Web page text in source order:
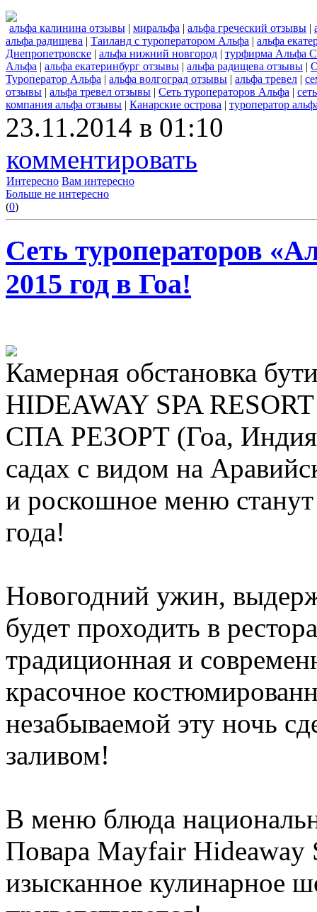
альфа калинина отзывы | миральфа | альфа греческий отзывы |
альфа радищева | Таиланд с туроператором Альфа | альфа
Днепропетровске | альфа нижний новгород | турфирма Альфа
Альфа | альфа екатеринбург отзывы | альфа радищева отзывы |
Туроператор Альфа | альфа волгоград отзывы | альфа тревел |
отзывы | альфа тревел отзывы | Сеть туроператоров Альфа |
компания альфа отзывы | Канарские острова | туроператор
23.11.2014 в 01:10
комментировать
Интересно Вам интересно
Больше не интересно
(0)
Сеть туроператоров
2015 год в Гоа!
Камерная обстановка
HIDEAWAY SPA
СПА РЕЗОРТ (Гоа,
садах с видом на
и роскошное меню
года!
Новогодний ужин,
будет проходить в
традиционная и
красочное
незабываемой эту ночь
заливом!
В меню блюда
Повара Mayfair Hideaway
изысканное кулинарное